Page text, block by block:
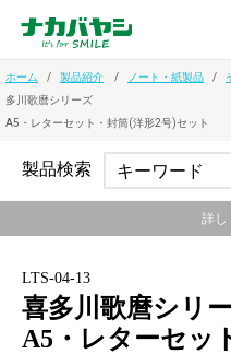
ホーム 製品紹介 ノート・紙製品
多川歌麿シリーズ
A5・レターセット・封筒(洋形2号)セット
LTS-04-13
喜多川歌麿シリ
A5・レターセッ
製品検索
詳し